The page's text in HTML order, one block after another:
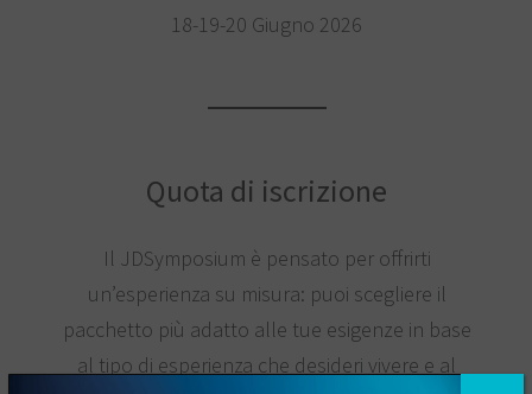
18-19-20 Giugno 2026
Quota di iscrizione
Il JDSymposium è pensato per offrirti
un’esperienza su misura: puoi scegliere il
pacchetto più adatto alle tue esigenze in base
al tipo di esperienza che desideri vivere e al